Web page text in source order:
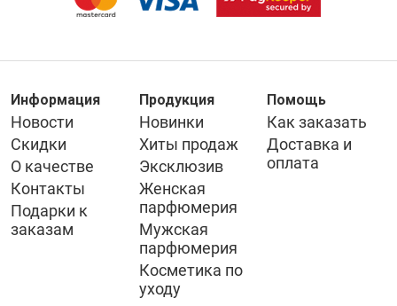
Информация
Новости
Скидки
О качестве
Контакты
Подарки к
заказам
Продукция
Новинки
Хиты продаж
Эксклюзив
Женская
парфюмерия
Мужская
парфюмерия
Косметика по
уходу
Помощь
Как заказать
Доставка и
оплата